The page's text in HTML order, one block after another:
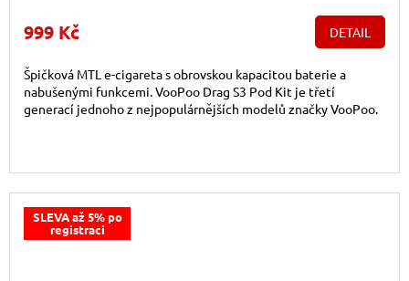
999 Kč DETAIL
Špičková MTL e-cigareta s obrovskou kapacitou baterie a
nabušenými funkcemi. VooPoo Drag S3 Pod Kit je třetí
generací jednoho z nejpopulárnějších modelů značky VooPoo.
SLEVA až 5% po
registraci